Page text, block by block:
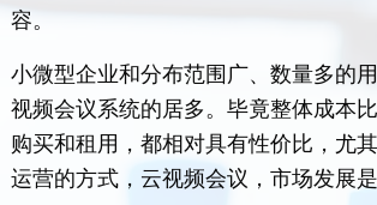
容。
小微型企业和分布范围广、数量多的
视频会议系统的居多。毕竟整体成本
购买和租用，都相对具有性价比，尤
运营的方式，云视频会议，市场发展是